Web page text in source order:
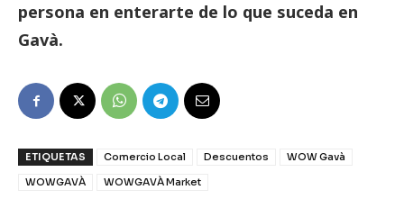
persona en enterarte de lo que suceda en
Gavà.
ETIQUETAS Comercio Local Descuentos
WOW Gavà
WOWGAVÀ
WOWGAVÀ Market